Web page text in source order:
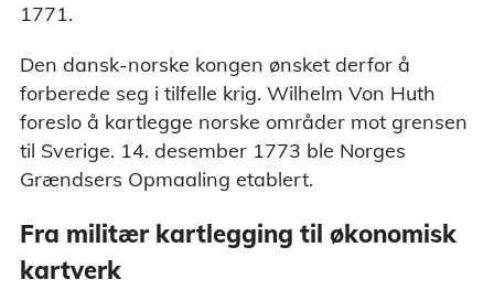
1771.
Den dansk-norske kongen ønsket derfor å
forberede seg i tilfelle krig. Wilhelm Von Huth
foreslo å kartlegge norske områder mot grensen
til Sverige. 14. desember 1773 ble Norges
Grændsers Opmaaling etablert.
Fra militær kartlegging til økonomisk
kartverk